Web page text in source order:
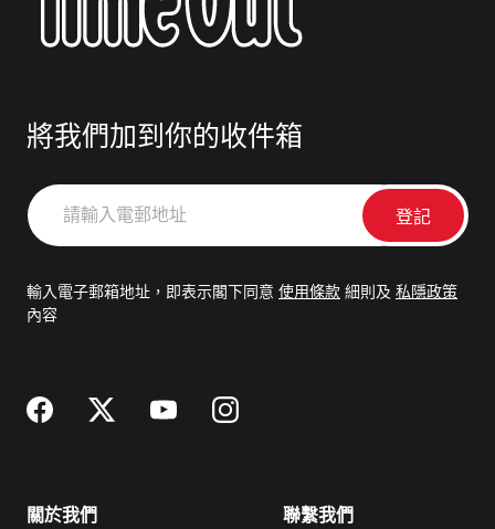
將我們加到你的收件箱
請
輸
郵
輸入電子郵箱地址，即表示閣下同意 使用條款 細則及 私隱政策
內容
關於我們 聯繫我們